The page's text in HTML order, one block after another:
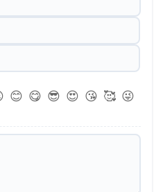
😊 😋 😎 😍 😘 🥰 😜